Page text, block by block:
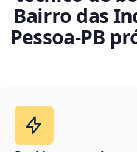
Bairro das
Pessoa‑PB